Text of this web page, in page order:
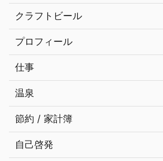
クラフトビール
プロフィール
仕事
温泉
節約 / 家計簿
自己啓発